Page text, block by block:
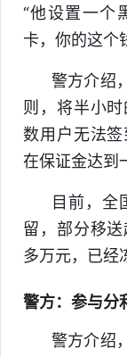
“他设置一个
卡，你的这个
警方介绍
则，将半小
数用户无法
在保证金达到
目前，全
留，部分移
多万元，已经
警方：参与分
警方介绍